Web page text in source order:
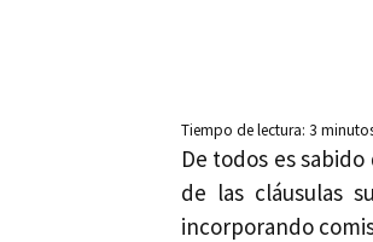
Tiempo de lectura: 3
De todos es
de las cláusulas
incorporando